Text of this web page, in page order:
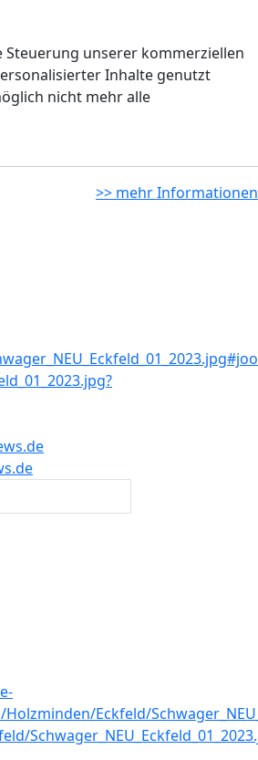
Steuerung unserer kommerziellen
Inhalte genutzt
nicht mehr alle
>> mehr Informationen